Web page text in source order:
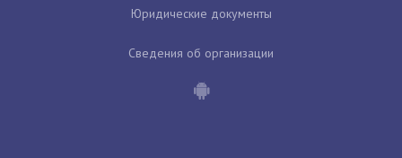
Юридические документы
Сведения об организации